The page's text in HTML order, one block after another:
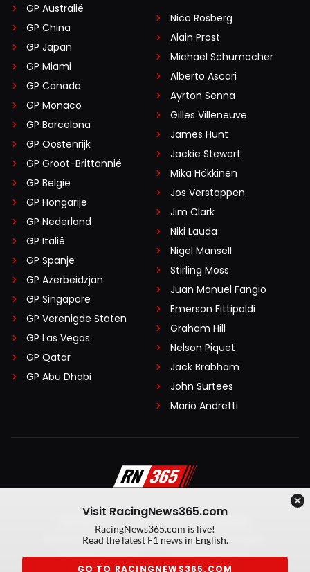
GP Australië
GP China
GP Japan
GP Miami
GP Canada
GP Monaco
GP Barcelona
GP Oostenrijk
GP Groot-Brittannië
GP België
GP Hongarije
GP Nederland
GP Italië
GP Spanje
GP Azerbeidzjan
GP Singapore
GP Verenigde Staten
GP Las Vegas
GP Qatar
GP Abu Dhabi
Nico Rosberg
Alain Prost
Michael Schumacher
Alberto Ascari
Ayrton Senna
Gilles Villeneuve
James Hunt
Jackie Stewart
Mika Häkkinen
Jos Verstappen
Jim Clark
Niki Lauda
Nigel Mansell
Stirling Moss
Juan Manuel Fangio
Emerson Fittipaldi
Graham Hill
Nelson Piquet
Jack Brabham
John Surtees
Mario Andretti
Algemene voorwaarden
Privacy Policy
Created by On Your Marks
Privacy manager
Kansspeluitingen
Visit RacingNews365.com
RacingNews365.com is live!
Read the latest F1 news in English.
GO TO RACINGNEWS365.COM